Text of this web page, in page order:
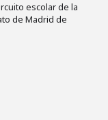
escolar de la
de Madrid de